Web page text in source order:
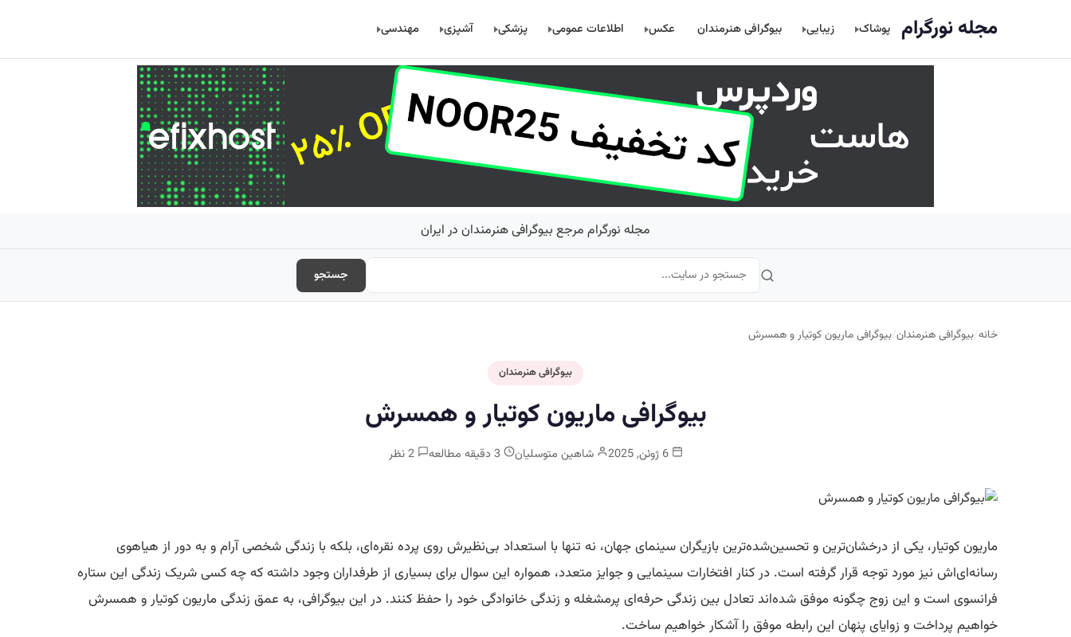
مجله نورگرام پوشاک زیبایی بیوگرافی هنرمندان عکس اطلاعات عمومی پزشکی آشپزی مهندسی
مجله نورگرام مرجع بیوگرافی هنرمندان در ایران
جستجو
خانه/بیوگرافی هنرمندان/بیوگرافی ماریون کوتیار و همسرش
بیوگرافی هنرمندان
بیوگرافی ماریون کوتیار و همسرش
6 ژوئن, 2025 شاهین متوسلیان 2 نظر
ماریون کوتیار، یکی از درخشان‌ترین و تحسین‌شده‌ترین بازیگران سینمای جهان، نه تنها با استعداد بی‌نظیرش روی پرده نقره‌ای، بلکه با زندگی شخصی آرام و به دور از هیاهوی
رسانه‌ای‌اش نیز مورد توجه قرار گرفته است. در کنار افتخارات سینمایی و جوایز متعدد، همواره این سوال برای بسیاری از طرفداران وجود داشته که چه کسی شریک زندگی این ستاره
فرانسوی است و این زوج چگونه موفق شده‌اند تعادل بین زندگی حرفه‌ای پرمشغله و زندگی خانوادگی خود را حفظ کنند. در این بیوگرافی، به عمق زندگی ماریون کوتیار و همسرش
خواهیم پرداخت و زوایای پنهان این رابطه موفق را آشکار خواهیم ساخت.